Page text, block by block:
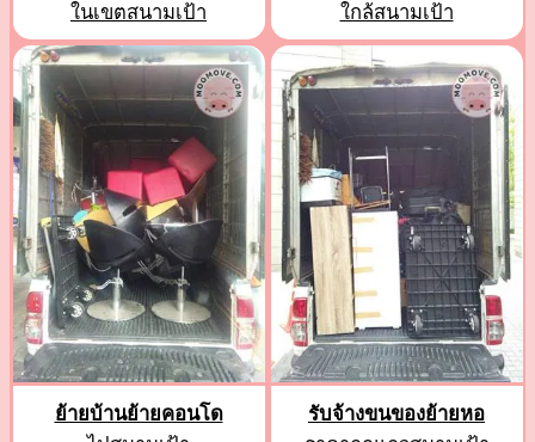
ในเขตสนามเป้า
ใกล้สนามเป้า
ย้ายบ้านย้ายคอนโด
รับจ้างขนของย้ายหอ